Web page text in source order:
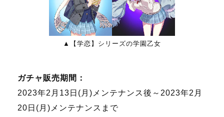
▲【学恋】シリーズの学園乙女
ガチャ販売期間：
2023年2月13日(月)メンテナンス後～2023年2月
20日(月)メンテナンスまで